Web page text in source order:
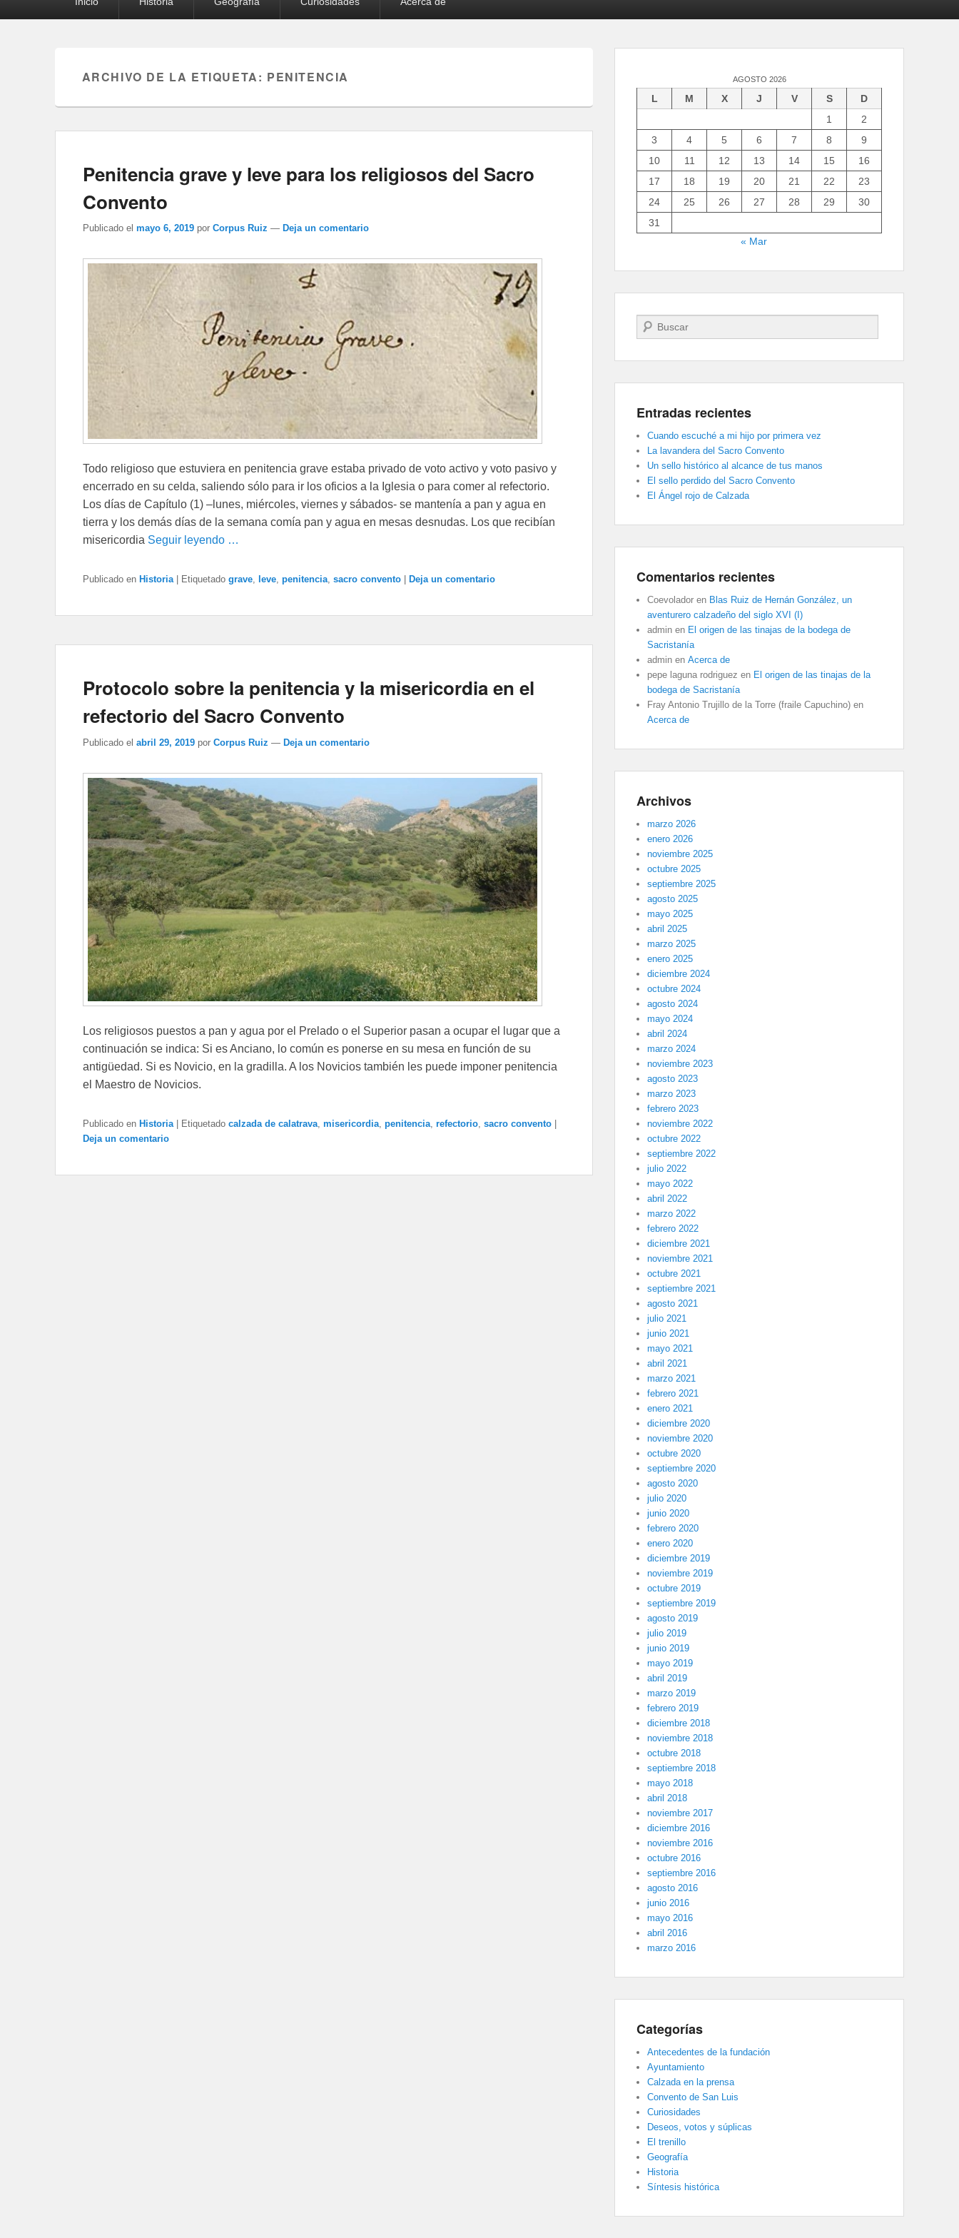
ARCHIVO DE LA ETIQUETA: PENITENCIA
Penitencia grave y leve para los religiosos del Sacro
Convento
Publicado el mayo 6, 2019 por Corpus Ruiz — Deja un comentario
Todo religioso que estuviera en penitencia grave estaba privado de voto activo y voto pasivo y
encerrado en su celda, saliendo sólo para ir los oficios a la Iglesia o para comer al refectorio.
Los días de Capítulo (1) –lunes, miércoles, viernes y sábados- se mantenía a pan y agua en
tierra y los demás días de la semana comía pan y agua en mesas desnudas. Los que recibían
misericordia Seguir leyendo …
Publicado en Historia Etiquetado grave, leve, penitencia, sacro convento Deja un comentario
Protocolo sobre la penitencia y la misericordia en el
refectorio del Sacro Convento
Publicado el abril 29, 2019 por Corpus Ruiz — Deja un comentario
Los religiosos puestos a pan y agua por el Prelado o el Superior pasan a ocupar el lugar que a
continuación se indica: Si es Anciano, lo común es ponerse en su mesa en función de su
antigüedad. Si es Novicio, en la gradilla. A los Novicios también les puede imponer penitencia
el Maestro de Novicios.
Publicado en Historia Etiquetado calzada de calatrava misericordia penitencia refectorio sacro convento
Deja un comentario
AGOSTO 2026
L M X J V S
D
1
2
3
4 5 6 7 8
9
10
11 12 13 14 15
16
17
18 19 20 21 22
23
24
25 26 27 28 29
30
31
« Mar
Buscar
Entradas recientes
Cuando escuché a mi hijo por primera vez
La lavandera del Sacro Convento
Un sello histórico al alcance de tus manos
El sello perdido del Sacro Convento
El Ángel rojo de Calzada
Comentarios recientes
Coevolador en Blas Ruiz de Hernán González, un
aventurero calzadeño del siglo XVI (I)
admin en El origen de las tinajas de la bodega de
Sacristanía
admin en Acerca de
pepe laguna rodriguez en El origen de las tinajas de la
bodega de Sacristanía
Fray Antonio Trujillo de la Torre (fraile Capuchino) en
Acerca de
Archivos
marzo 2026
enero 2026
noviembre 2025
octubre 2025
septiembre 2025
agosto 2025
mayo 2025
abril 2025
marzo 2025
enero 2025
diciembre 2024
octubre 2024
agosto 2024
mayo 2024
abril 2024
marzo 2024
noviembre 2023
agosto 2023
marzo 2023
febrero 2023
noviembre 2022
octubre 2022
septiembre 2022
julio 2022
mayo 2022
abril 2022
marzo 2022
febrero 2022
diciembre 2021
noviembre 2021
octubre 2021
septiembre 2021
agosto 2021
julio 2021
junio 2021
mayo 2021
abril 2021
marzo 2021
febrero 2021
enero 2021
diciembre 2020
noviembre 2020
octubre 2020
septiembre 2020
agosto 2020
julio 2020
junio 2020
febrero 2020
enero 2020
diciembre 2019
noviembre 2019
octubre 2019
septiembre 2019
agosto 2019
julio 2019
junio 2019
mayo 2019
abril 2019
marzo 2019
febrero 2019
diciembre 2018
noviembre 2018
octubre 2018
septiembre 2018
mayo 2018
abril 2018
noviembre 2017
diciembre 2016
noviembre 2016
octubre 2016
septiembre 2016
agosto 2016
junio 2016
mayo 2016
abril 2016
marzo 2016
Categorías
Antecedentes de la fundación
Ayuntamiento
Calzada en la prensa
Convento de San Luis
Curiosidades
Deseos, votos y súplicas
El trenillo
Geografía
Historia
Síntesis histórica